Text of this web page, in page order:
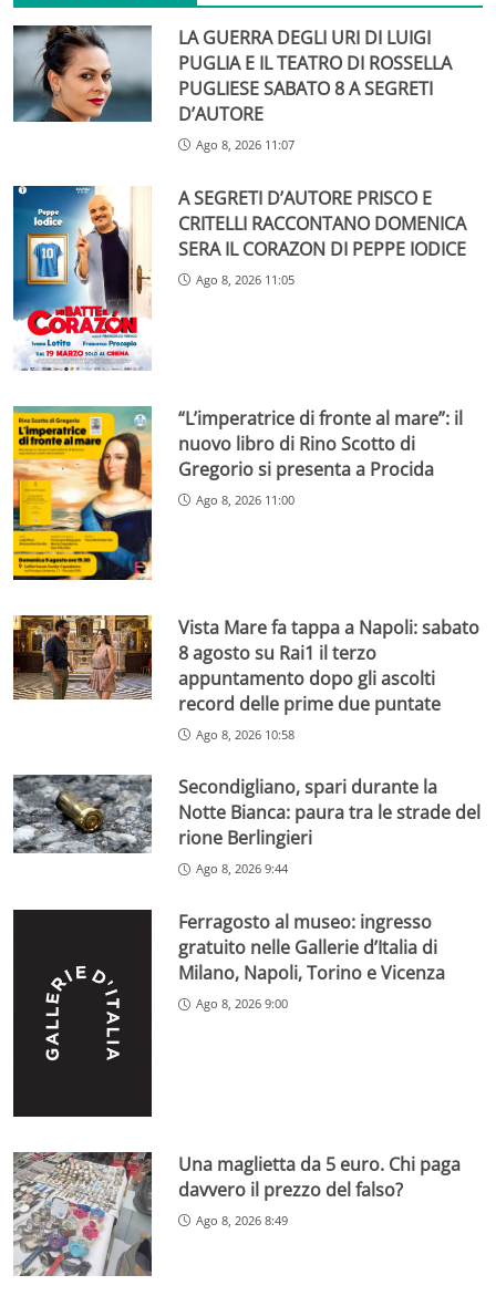
LA GUERRA DEGLI URI DI LUIGI
PUGLIA E IL TEATRO DI ROSSELLA
PUGLIESE SABATO 8 A SEGRETI
D’AUTORE
Ago 8, 2026 11:07
A SEGRETI D’AUTORE PRISCO E
CRITELLI RACCONTANO DOMENICA
SERA IL CORAZON DI PEPPE IODICE
Ago 8, 2026 11:05
“L’imperatrice di fronte al mare”: il
nuovo libro di Rino Scotto di
Gregorio si presenta a Procida
Ago 8, 2026 11:00
Vista Mare fa tappa a Napoli: sabato
8 agosto su Rai1 il terzo
appuntamento dopo gli ascolti
record delle prime due puntate
Ago 8, 2026 10:58
Secondigliano, spari durante la
Notte Bianca: paura tra le strade del
rione Berlingieri
Ago 8, 2026 9:44
Ferragosto al museo: ingresso
gratuito nelle Gallerie d’Italia di
Milano, Napoli, Torino e Vicenza
Ago 8, 2026 9:00
Una maglietta da 5 euro. Chi paga
davvero il prezzo del falso?
Ago 8, 2026 8:49